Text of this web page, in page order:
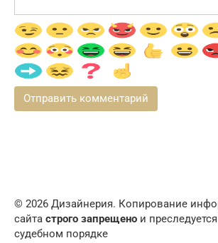
© 2026 Дизайнерия. Копирование
сайта строго запрещено и
судебном порядке